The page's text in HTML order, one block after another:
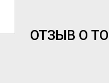
ОТЗЫВ О